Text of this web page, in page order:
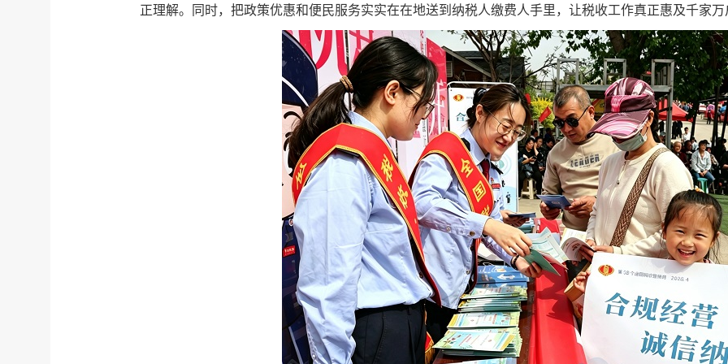
正理解。同时，把政策优惠和便民服务实实在在地送到纳税人缴费人手里，让税收工作真正惠及千家